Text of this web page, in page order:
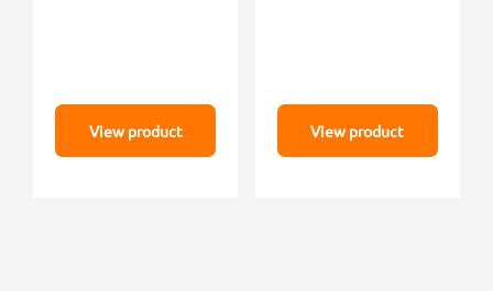
View product View product